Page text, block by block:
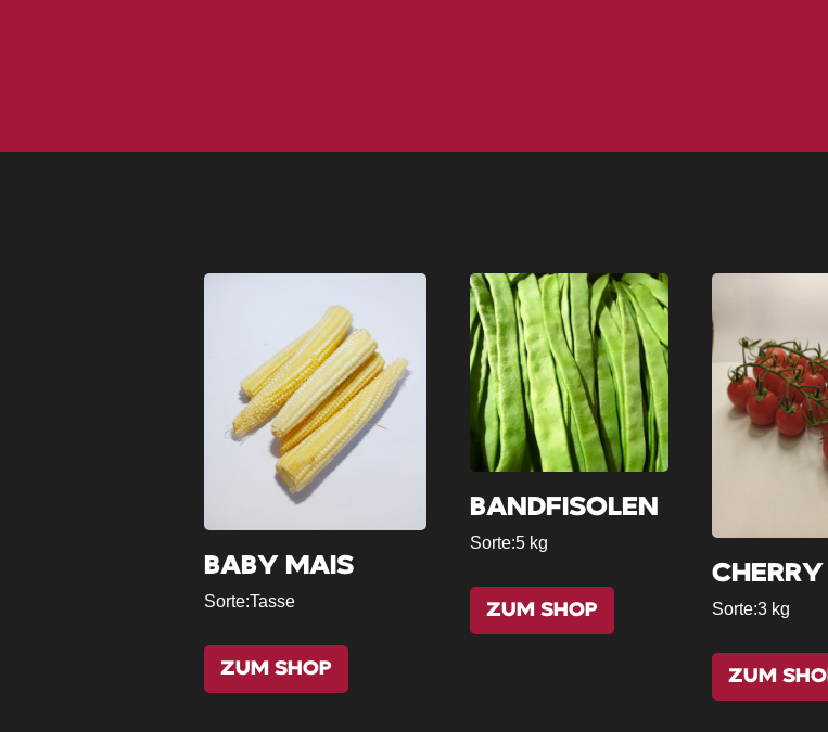
BABY MAIS
Sorte:Tasse
ZUM SHOP
BANDFISOLEN
Sorte:5 kg
ZUM SHOP Sorte:3 kg
ZUM